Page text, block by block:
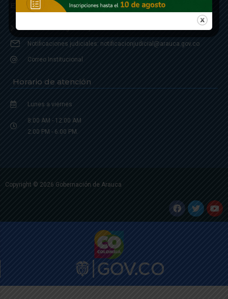
Enlaces
Notificaciones judiciales: notificacionjudicial@arauca.gov.co
Correo Institucional
Horario de atención
Lunes a viernes
8:00 AM - 12:00 AM
2:00 PM - 6:00 PM.
Copyright © 2026 Gobernación de Arauca